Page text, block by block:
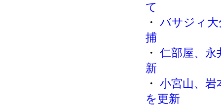
て
・ バサジィ大
捕
・ 仁部屋、永
新
・ 小宮山、岩
を更新